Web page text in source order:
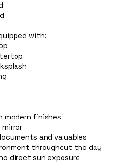
with:
modern finishes
mirror
and valuables
throughout the day
direct sun exposure